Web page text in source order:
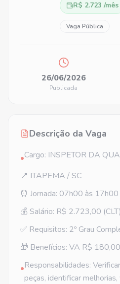
R$ 2.723 /mês
Vaga Pública
26/06/2026
Publicada
Descrição da Vaga
•Cargo: INSPETOR DA
📍 ITAPEMA / SC
⏰ Jornada: 07h00 às 17h00
💰 Salário: R$ 2.723,00 (CLT)
✅ Requisitos: 2º Grau
🎁 Benefícios: VA R$
•Responsabilidades:
peças, identificar